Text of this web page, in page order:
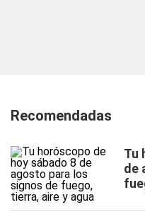
Recomendadas
Tu
de